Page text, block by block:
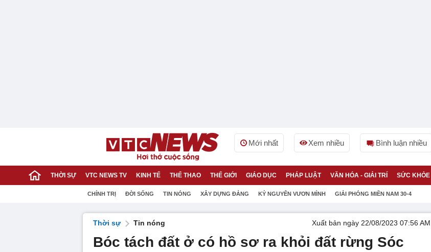
Mới nhất Xem nhiều Bình luận nhiều
THỜI SỰ VTC NEWS TV KINH TẾ THỂ THAO THẾ GIỚI GIÁO DỤC PHÁP LUẬT VĂN HÓA - GIẢI TRÍ SỨC KHỎE
CHÍNH TRỊ ĐỜI SỐNG TIN NÓNG XÂY DỰNG ĐẢNG KỶ NGUYÊN VƯƠN MÌNH GIẢI PHÓNG MIỀN NAM 30-4
Thời sự Tin nóng Xuất bản ngày 22/08/2023 07:56 AM
Bóc tách đất ở có hồ sơ ra khỏi đất rừng Sóc